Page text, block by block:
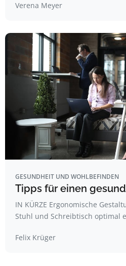
Verena Meyer
GESUNDHEIT UND WOHLBEFINDEN
Tipps für einen
IN KÜRZE Ergonomische
Stuhl und Schreibtisch optimal
Felix Krüger